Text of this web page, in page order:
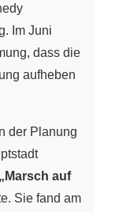
Im Juni
dass die
aufheben
der Planung
„Marsch auf
Sie fand am